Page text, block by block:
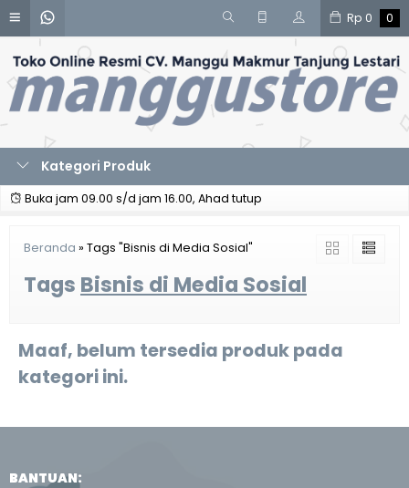
Rp 0 0
Kategori Produk
Buka jam 09.00 s/d jam 16.00, Ahad tutup
Beranda » Tags "Bisnis di Media Sosial"
Tags Bisnis di Media Sosial
Maaf, belum tersedia produk pada
kategori ini.
BANTUAN: